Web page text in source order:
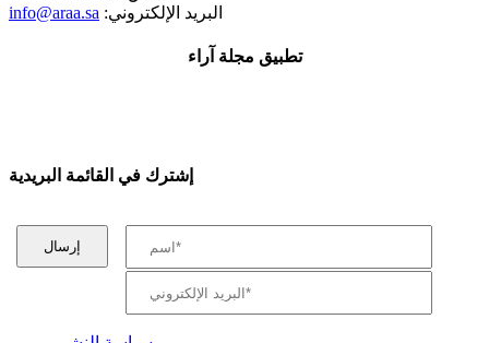
info@araa.sa :البريد الإلكتروني
تطبيق مجلة آراء
إشترك في القائمة البريدية